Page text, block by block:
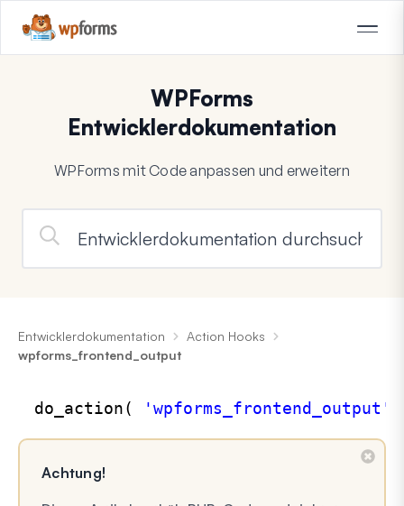
WPForms
Entwicklerdokumentation
WPForms mit Code anpassen und erweitern
Entwicklerdokumentation
Action Hooks
wpforms_frontend_output
do_action( 'wpforms_frontend_output'
Achtung!